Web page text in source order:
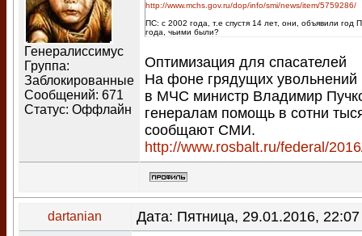
Генералиссимус
Группа:
Заблокированные
Сообщений: 671
Статус: Оффлайн
http://www.mchs.gov.ru/dop/info/smi/news/item/5759286/
ПС: с 2002 года, т.е спустя 14 лет, они, объявили
года, чьими были?
Оптимизация для спасателей
На фоне грядущих увольнений
в МЧС министр Владимир
генералам помощь в сотни
сообщают СМИ.
http://www.rosbalt.ru/federal/
dartanian Дата: Пятница, 29.01.2016,